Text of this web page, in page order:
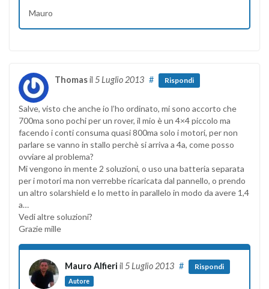
Mauro
Thomasil 5 Luglio 2013 # Rispondi
Salve, visto che anche io l’ho ordinato, mi sono accorto che
700ma sono pochi per un rover, il mio è un 4×4 piccolo ma
facendo i conti consuma quasi 800ma solo i motori, per non
parlare se vanno in stallo perchè si arriva a 4a, come posso
ovviare al problema?
Mi vengono in mente 2 soluzioni, o uso una batteria separata
per i motori ma non verrebbe ricaricata dal pannello, o prendo
un altro solarshield e lo metto in parallelo in modo da avere 1,4
a…
Vedi altre soluzioni?
Grazie mille
Mauro Alfieri il 5 Luglio 2013
Autore
# Rispondi